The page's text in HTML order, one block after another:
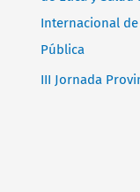
Internacional
Pública
III Jornada